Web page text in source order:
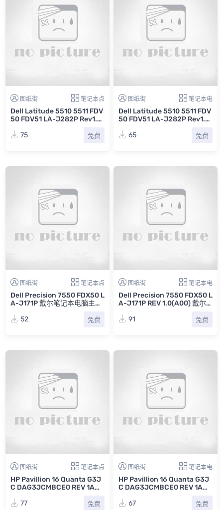
图纸街 笔记本点
Dell Latitude 5510 5511 FDV
50 FDV51 LA-J282P Rev1.0
D 75 免费
图纸街 笔记本电
Dell Latitude 5510 5511 FDV
50 FDV51 LA-J282P Rev1.0
图 65 免费
图纸街 笔记本点
Dell Precision 7550 FDX50 L
A-J171P 戴尔笔记本电脑主板
52
免费
图纸街 笔记本电
Dell Precision 7550 FDX50 L
A-J171P REV 1.0(A00) 戴尔
91
免费
图纸街 笔记本点
HP Pavillion 16 Quanta G3J
C DAG3JCMBCE0 REV 1A惠
77
免费
图纸街 笔记本电
HP Pavillion 16 Quanta G3J
C DAG3JCMBCE0 REV 1A惠
67
免费